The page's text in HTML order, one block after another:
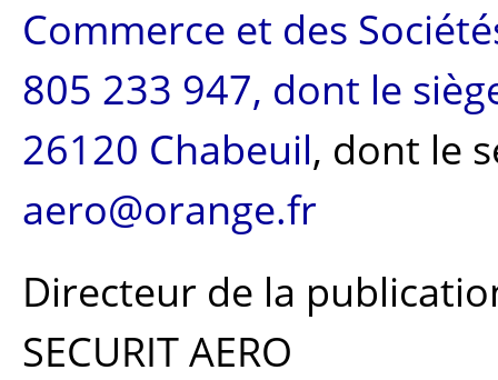
Commerce et des
805 233 947, dont le
26120 Chabeuil, dont le
aero@orange.fr
Directeur de la
SECURIT AERO